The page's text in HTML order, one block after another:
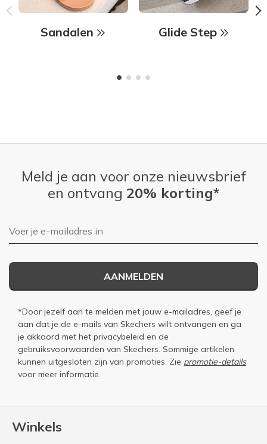
Sandalen Glide Step
Winkels
Meld je aan voor onze nieuwsbrief
en ontvang 20% korting*
E-mailadres
AANMELDEN
*Door jezelf aan te melden met jouw e-mailadres, geef je
aan dat je de e-mails van Skechers wilt ontvangen en ga
je akkoord met het privacybeleid en de
gebruiksvoorwaarden van Skechers. Sommige artikelen
kunnen uitgesloten zijn van promoties. Zie promotie-details
voor meer informatie.